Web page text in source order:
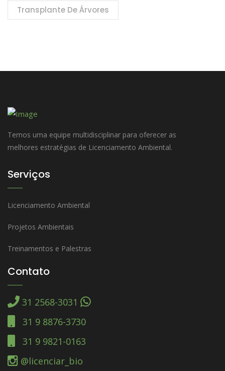
Transplante De Árvores
Temos uma equipe multidisciplinar para oferecer as
melhores estratégias de Licenciamento Ambiental.
Serviços
Licenciamento Ambiental
Projetos Ambientais
Treinamentos e Palestras
Contato
31 2568-3031
31 9 8876-3730
31 9 9821-0163
@licenciar_bio